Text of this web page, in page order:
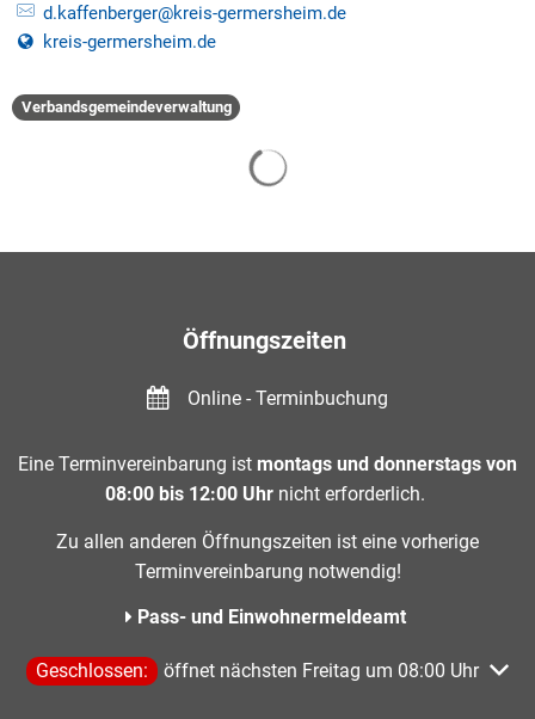
d.kaffenberger@kreis-germersheim.de
kreis-germersheim.de
Verbandsgemeindeverwaltung
Öffnungszeiten
Online - Terminbuchung
Eine Terminvereinbarung ist montags und donnerstags von
08:00 bis 12:00 Uhr nicht erforderlich.
Zu allen anderen Öffnungszeiten ist eine vorherige
Terminvereinbarung notwendig!
Pass- und Einwohnermeldeamt
Klicken, um weitere Öffnungs- oder Schließzeiten
Geschlossen: öffnet nächsten Freitag um 08:00 Uhr